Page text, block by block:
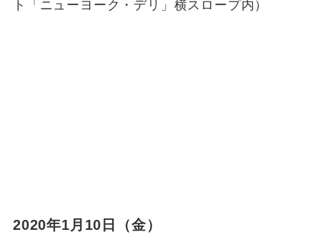
ト「ニューヨーク・デリ」横スロープ内）
2020年1月10日（金）